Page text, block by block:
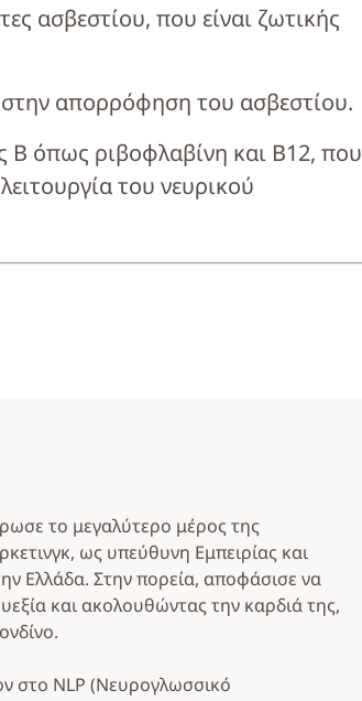
ασβεστίου, που είναι ζωτικής
απορρόφηση του ασβεστίου.
Β όπως ριβοφλαβίνη και Β12, που
του νευρικού
το μεγαλύτερο μέρος της
ως υπεύθυνη Εμπειρίας και
Ελλάδα. Στην πορεία, αποφάσισε να
και ακολουθώντας την καρδιά της,
στο NLP (Νευρογλωσσικό